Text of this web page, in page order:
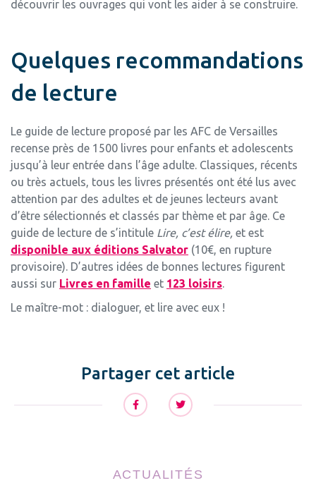
découvrir les ouvrages qui vont les aider à se construire.
Quelques recommandations
de lecture
Le guide de lecture proposé par les AFC de Versailles
recense près de 1500 livres pour enfants et adolescents
jusqu’à leur entrée dans l’âge adulte. Classiques, récents
ou très actuels, tous les livres présentés ont été lus avec
attention par des adultes et de jeunes lecteurs avant
d’être sélectionnés et classés par thème et par âge. Ce
guide de lecture de s’intitule Lire, c’est élire, et est
disponible aux éditions Salvator (10€, en rupture
provisoire). D’autres idées de bonnes lectures figurent
aussi sur Livres en famille et 123 loisirs.
Le maître-mot : dialoguer, et lire avec eux !
Partager cet article
ACTUALITÉS